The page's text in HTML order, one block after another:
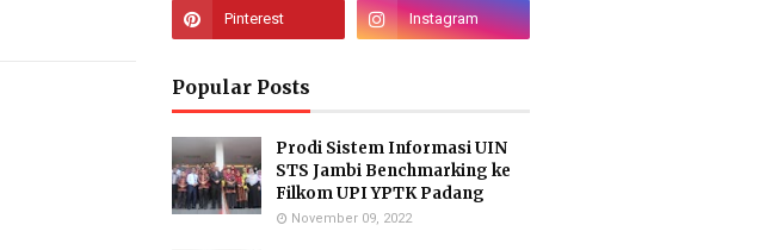
Popular Posts
Prodi Sistem Informasi UIN
STS Jambi Benchmarking ke
Filkom UPI YPTK Padang
November 09, 2022